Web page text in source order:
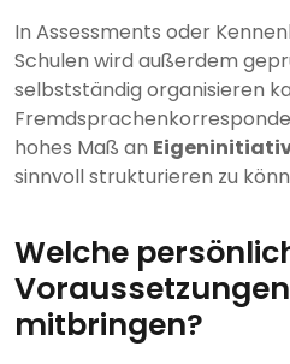
In Assessments oder
Schulen wird außerdem
selbstständig organisieren
hohes Maß an
sinnvoll strukturieren zu
Welche
mitbringen?